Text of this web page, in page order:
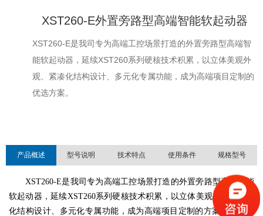
XST260-E外置旁路型高端智能软起动器
XST260-E是我司专为高端工控场景打造的外置旁路型高端智
能软起动器，延续XST260系列硬核技术积累，以立体美观外
观、紧凑化结构设计、多元化专属功能，成为高端项目定制的
优选方案。
产品概述 型号说明 技术特点 使用条件 规格型号
XST260-E是我司专为高端工控场景打造的外置旁路型高端智能
软起动器，延续XST260系列硬核技术积累，以立体美观外观、紧凑
化结构设计、多元化专属功能，成为高端项目定制的方案。产品覆